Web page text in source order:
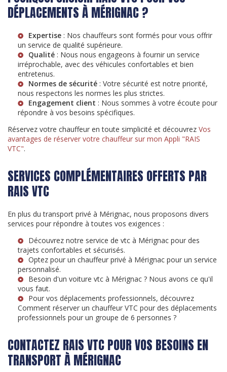
DÉPLACEMENTS À MÉRIGNAC ?
Expertise : Nos chauffeurs sont formés pour vous offrir
un service de qualité supérieure.
Qualité : Nous nous engageons à fournir un service
irréprochable, avec des véhicules confortables et bien
entretenus.
Normes de sécurité : Votre sécurité est notre priorité,
nous respectons les normes les plus strictes.
Engagement client : Nous sommes à votre écoute pour
répondre à vos besoins spécifiques.
Réservez votre chauffeur en toute simplicité et découvrez Vos
avantages de réserver votre chauffeur sur mon Appli "RAIS
VTC".
SERVICES COMPLÉMENTAIRES OFFERTS PAR
RAIS VTC
En plus du transport privé à Mérignac, nous proposons divers
services pour répondre à toutes vos exigences :
Découvrez notre service de vtc à Mérignac pour des
trajets confortables et sécurisés.
Optez pour un chauffeur privé à Mérignac pour un service
personnalisé.
Besoin d'un voiture vtc à Mérignac ? Nous avons ce qu'il
vous faut.
Pour vos déplacements professionnels, découvrez
Comment réserver un chauffeur VTC pour des déplacements
professionnels pour un groupe de 6 personnes ?
CONTACTEZ RAIS VTC POUR VOS BESOINS EN
TRANSPORT À MÉRIGNAC